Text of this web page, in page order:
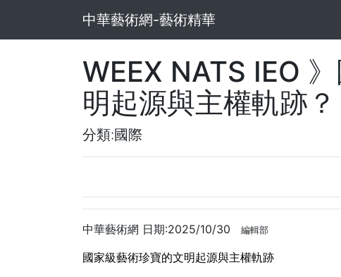
中華藝術網-藝術精華
WEEX NATS IEO
明起源與主權軌跡？
分類:國際
中華藝術網 日期:2025/10/30 編輯部
國家級藝術珍寶的文明起源與主權軌跡